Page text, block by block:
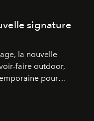
signature
la nouvelle
faire outdoor,
pour